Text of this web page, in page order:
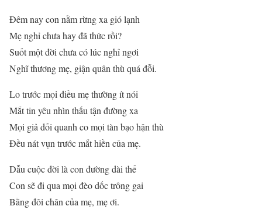
Đêm nay con nằm rừng xa gió lạnh
Mẹ nghỉ chưa hay đã thức rồi?
Suốt một đời chưa có lúc nghỉ ngơi
Nghĩ thương mẹ, giận quân thù quá đỗi.
Lo trước mọi điều mẹ thường ít nói
Mắt tin yêu nhìn thấu tận đường xa
Mọi giả dối quanh co mọi tàn bạo hận thù
Đều nát vụn trước mắt hiền của mẹ.
Dẫu cuộc đời là con đường dài thế
Con sẽ đi qua mọi đèo dốc trông gai
Bằng đôi chân của mẹ, mẹ ơi.